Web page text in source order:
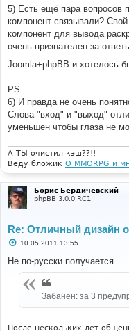
5) Есть ещё пара вопросов
компонент связывали?
компонент для вывода
очень признателен за
Joomla+phpBB и хотелось
PS
6) И правда не очень
Слова "вход" и "выход"
уменьшен чтобы глаза не
А ТЫ очистил кэш??!!
Веду бложик О MMORPG и
Борис Бердичевский
phpBB 3.0.0 RC1
Re: Отличный дизайн
С
о
б
щ
10.05.2011 13:55
Не по-русски получается...
Забанен: за 3
После нескольких лет